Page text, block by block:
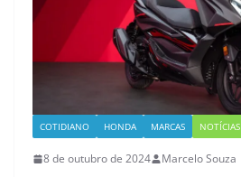
COTIDIANO HONDA MARCAS NOTÍCIAS
8 de outubro de 2024 Marcelo Souza